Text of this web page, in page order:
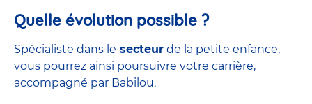
Quelle évolution possible ?
Spécialiste dans le secteur de la petite enfance,
vous pourrez ainsi poursuivre votre carrière,
accompagné par Babilou.